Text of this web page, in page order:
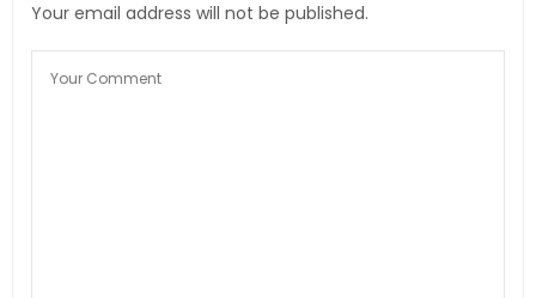
Your email address will not be published.